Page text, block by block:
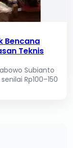
Bencana
Teknis
Subianto
Rp100–150